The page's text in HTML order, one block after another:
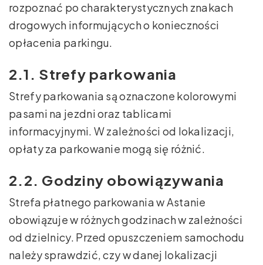
rozpoznać po charakterystycznych znakach
drogowych informujących o konieczności
opłacenia parkingu.
2.1. Strefy parkowania
Strefy parkowania są oznaczone kolorowymi
pasami na jezdni oraz tablicami
informacyjnymi. W zależności od lokalizacji,
opłaty za parkowanie mogą się różnić.
2.2. Godziny obowiązywania
Strefa płatnego parkowania w Astanie
obowiązuje w różnych godzinach w zależności
od dzielnicy. Przed opuszczeniem samochodu
należy sprawdzić, czy w danej lokalizacji